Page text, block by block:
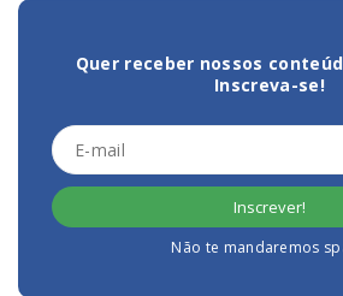
Quer receber nossos
Inscreva-se!
Não te mandaremos